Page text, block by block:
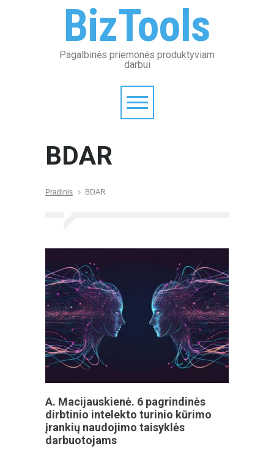
BizTools
Pagalbinės priemonės produktyviam
darbui
BDAR
Pradinis BDAR
A. Macijauskienė. 6 pagrindinės
dirbtinio intelekto turinio kūrimo
įrankių naudojimo taisyklės
darbuotojams